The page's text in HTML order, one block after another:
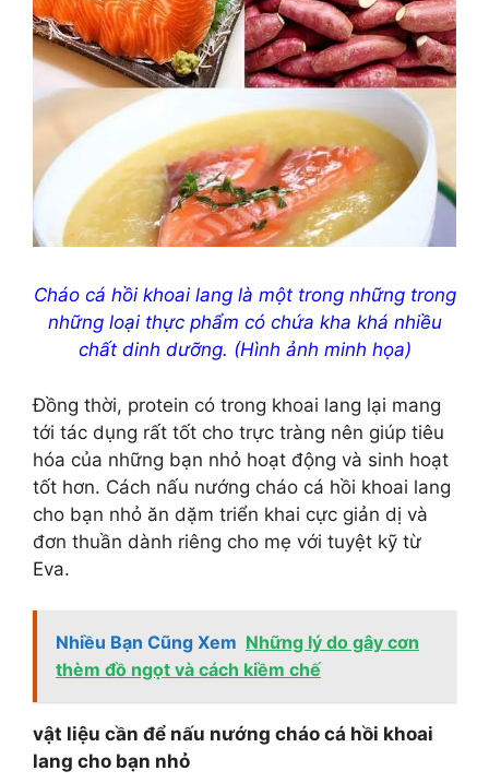
Cháo cá hồi khoai lang là một trong những trong
những loại thực phẩm có chứa kha khá nhiều
chất dinh dưỡng. (Hình ảnh minh họa)
Đồng thời, protein có trong khoai lang lại mang
tới tác dụng rất tốt cho trực tràng nên giúp tiêu
hóa của những bạn nhỏ hoạt động và sinh hoạt
tốt hơn. Cách nấu nướng cháo cá hồi khoai lang
cho bạn nhỏ ăn dặm triển khai cực giản dị và
đơn thuần dành riêng cho mẹ với tuyệt kỹ từ
Eva.
Nhiều Bạn Cũng Xem Những lý do gây cơn
thèm đồ ngọt và cách kiềm chế
vật liệu cần để nấu nướng cháo cá hồi khoai
lang cho bạn nhỏ